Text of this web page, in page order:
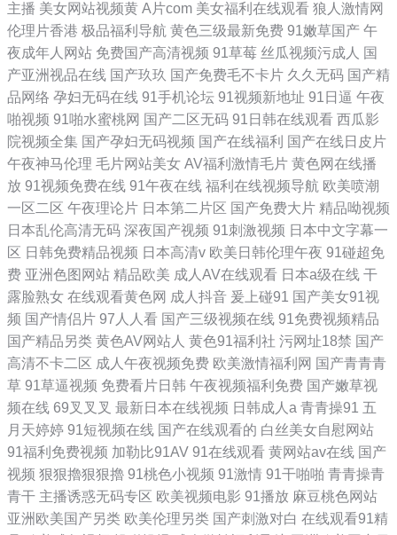
主播 美女网站视频黄 A片com 美女福利在线观看 狼人激情网
伦理片香港 极品福利导航 黄色三级最新免费 91嫩草国产 午
夜成年人网站 免费国产高清视频 91草莓 丝瓜视频污成人 国
产亚洲视品在线 国产玖玖 国产免费毛不卡片 久久无码 国产精
品网络 孕妇无码在线 91手机论坛 91视频新地址 91日逼 午夜
啪视频 91啪水蜜桃网 国产二区无码 91日韩在线观看 西瓜影
院视频全集 国产孕妇无码视频 国产在线福利 国产在线日皮片
午夜神马伦理 毛片网站美女 AV福利激情毛片 黄色网在线播
放 91视频免费在线 91午夜在线 福利在线视频导航 欧美喷潮
一区二区 午夜理论片 日本第二片区 国产免费大片 精品呦视频
日本乱伦高清无码 深夜国产视频 91刺激视频 日本中文字幕一
区 日韩免费精品视频 日本高清v 欧美日韩伦理午夜 91碰超免
费 亚洲色图网站 精品欧美 成人AV在线观看 日本a级在线 干
露脸熟女 在线观看黄色网 成人抖音 爰上碰91 国产美女91视
频 国产情侣片 97人人看 国产三级视频在线 91免费视频精品
国产精品另类 黄色AV网站人 黄色91福利社 污网址18禁 国产
高清不卡二区 成人午夜视频免费 欧美激情福利网 国产青青青
草 91草逼视频 免费看片日韩 午夜视频福利免费 国产嫩草视
频在线 69叉叉叉 最新日本在线视频 日韩成人a 青青操91 五
月天婷婷 91短视频在线 国产在线观看的 白丝美女自慰网站
91福利免费视频 加勒比91AV 91在线观看 黄网站av在线 国产
视频 狠狠擼狠狠擼 91桃色小视频 91激情 91干啪啪 青青操青
青干 主播诱惑无码专区 欧美视频电影 91播放 麻豆桃色网站
亚洲欧美国产另类 欧美伦理另类 国产刺激对白 在线观看91精